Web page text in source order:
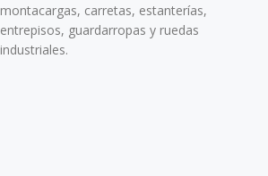
montacargas, carretas, estanterías,
entrepisos, guardarropas y ruedas
industriales.